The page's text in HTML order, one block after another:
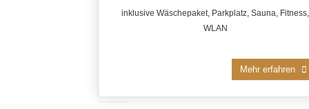
inklusive Wäschepaket, Parkplatz, Sauna, Fitness,
WLAN
Mehr erfahren